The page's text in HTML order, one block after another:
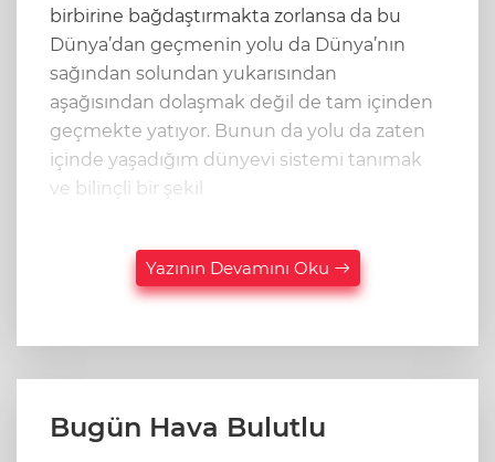
birbirine bağdaştırmakta zorlansa da bu
Dünya’dan geçmenin yolu da Dünya’nın
sağından solundan yukarısından
aşağısından dolaşmak değil de tam içinden
geçmekte yatıyor. Bunun da yolu da zaten
içinde yaşadığım dünyevi sistemi tanımak
ve bilinçli bir şekil
Yazının Devamını Oku
Bugün Hava Bulutlu